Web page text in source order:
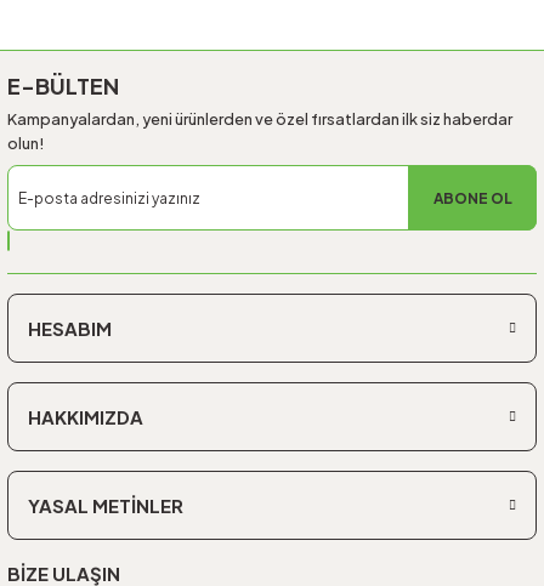
E-BÜLTEN
Kampanyalardan, yeni ürünlerden ve özel fırsatlardan ilk siz haberdar
olun!
ABONE OL
HESABIM
HAKKIMIZDA
YASAL METİNLER
BİZE ULAŞIN